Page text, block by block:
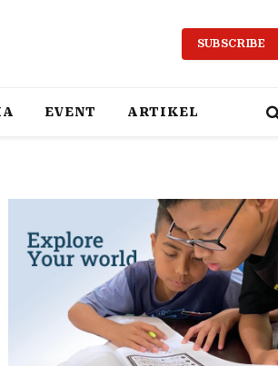
SUBSCRIBE
EVENT ARTIKEL